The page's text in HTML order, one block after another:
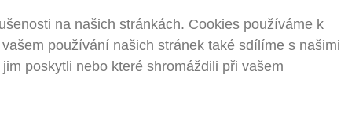
na našich stránkách. Cookies používáme k
používání našich stránek také sdílíme s našimi
poskytli nebo které shromáždili při vašem